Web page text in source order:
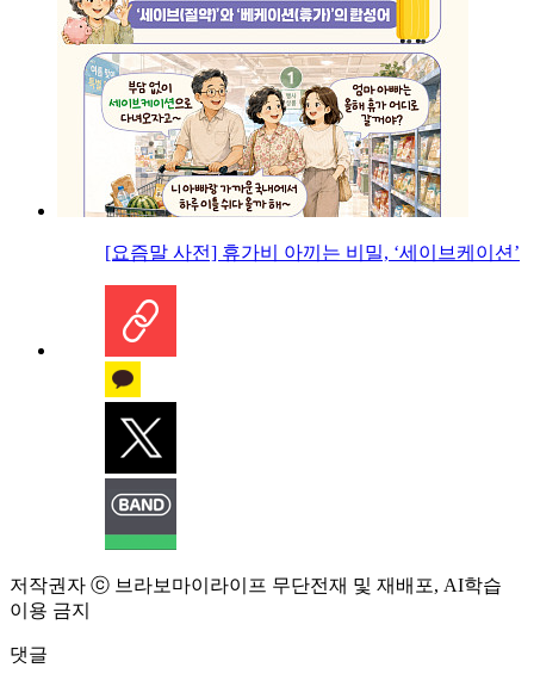
[요즘말 사전] 휴가비 아끼는 비밀, ‘세이브케이션’
저작권자 ⓒ 브라보마이라이프 무단전재 및 재배포, AI학습
이용 금지
댓글